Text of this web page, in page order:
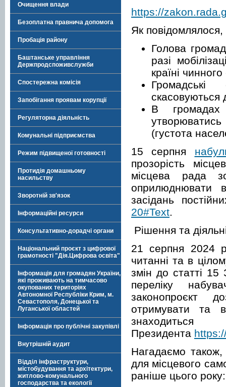
Очищення влади
Безоплатна правнича допомога
Пробація району
Баштанське управління
Держпродспоживслужби
Спостережна комісія
Запобігання проявам корупції
Регуляторна діяльність
Комунальні підприємства
Режим підвищеної готовності
Протидія домашньому
насильству
Зворотній зв'язок
Інформаційні ресурси
Консультативно-дорадчі органи
Національний проєкт з цифрової
грамотності "Дія.Цифрова освіта"
Інформація для громадян України,
які проживають на тимчасово
окупованих територіях
Автономної Республіки Крим, м.
Севастополя, Донецької та
Луганської областей
Інформація про публічні закупівлі
Внутрішній аудит
Відділ інфраструктури,
містобудування та архітектури,
житлово-комунального
господарства та екології
https://
Як
Голова
разі
країні
скасовуються
В громадах
(густота
15 серпня
прозорість
місцева рада
оприлюднювати
засідань
20#Text.
Рішення та
21 серпня 2024
читанні та в
змін до статті
переліку
законопроєкт
отримувати та
Президента
Нагадаємо
для місцевого
раніше цього року: